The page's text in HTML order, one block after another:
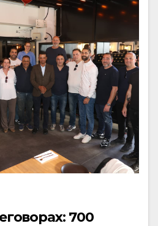
700